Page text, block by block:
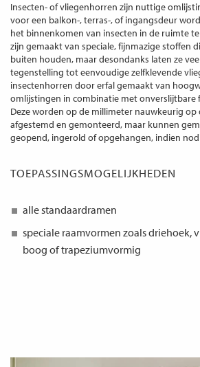
Insecten- of vliegenhorren zijn nuttige
voor een balkon-, terras-, of ingangsdeur
het binnenkomen van insecten in de ruimte
zijn gemaakt van speciale, fijnmazige stoffen
buiten houden, maar desondanks laten ze
tegenstelling tot eenvoudige zelfklevende
insectenhorren door erfal gemaakt van
omlijstingen in combinatie met onverslijtbare
Deze worden op de millimeter nauwkeurig op
afgestemd en gemonteerd, maar kunnen
geopend, ingerold of opgehangen, indien
TOEPASSINGSMOGELIJKHEDEN
alle standaardramen
speciale raamvormen zoals driehoek,
boog of trapeziumvormig